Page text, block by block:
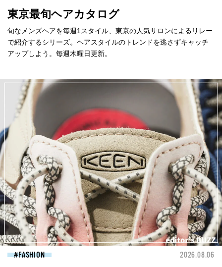
東京最旬ヘアカタログ
旬なメンズヘアを毎週1スタイル、東京の人気サロンによるリレー
で紹介するシリーズ。ヘアスタイルのトレンドを逃さずキャッチ
アップしよう。毎週木曜日更新。
FASHION 2026.08.06